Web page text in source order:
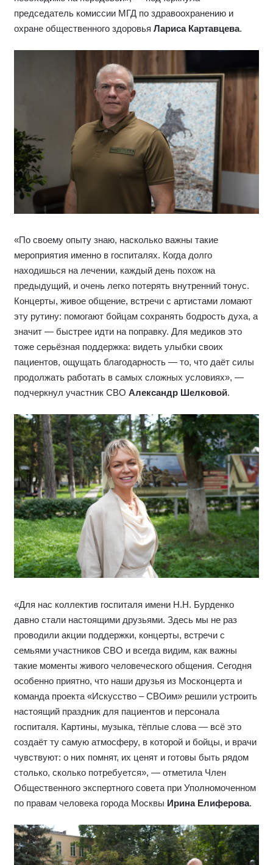
председатель комиссии МГД по здравоохранению и
охране общественного здоровья Лариса Картавцева.
«По своему опыту знаю, насколько важны такие
мероприятия именно в госпиталях. Когда долго
находишься на лечении, каждый день похож на
предыдущий, и очень легко потерять внутренний тонус.
Концерты, живое общение, встречи с артистами ломают
эту рутину: помогают бойцам сохранять бодрость духа, а
значит — быстрее идти на поправку. Для медиков это
тоже серьёзная поддержка: видеть улыбки своих
пациентов, ощущать благодарность — то, что даёт силы
продолжать работать в самых сложных условиях», —
подчеркнул участник СВО Александр Шелковой.
«Для нас коллектив госпиталя имени Н.Н. Бурденко
давно стали настоящими друзьями. Здесь мы не раз
проводили акции поддержки, концерты, встречи с
семьями участников СВО и всегда видим, как важны
такие моменты живого человеческого общения. Сегодня
особенно приятно, что наши друзья из Москонцерта и
команда проекта «Искусство – СВОим» решили устроить
настоящий праздник для пациентов и персонала
госпиталя. Картины, музыка, тёплые слова — всё это
создаёт ту самую атмосферу, в которой и бойцы, и врачи
чувствуют: о них помнят, их ценят и готовы быть рядом
столько, сколько потребуется», — отметила Член
Общественного экспертного совета при Уполномоченном
по правам человека города Москвы Ирина Елиферова.